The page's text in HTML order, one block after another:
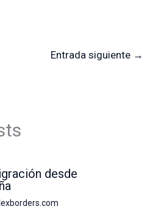
Entrada siguiente →
desde